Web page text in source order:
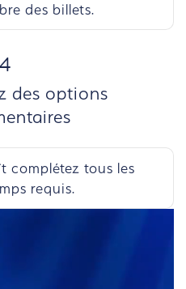
des billets.
4
des options
complétez tous les
requis.